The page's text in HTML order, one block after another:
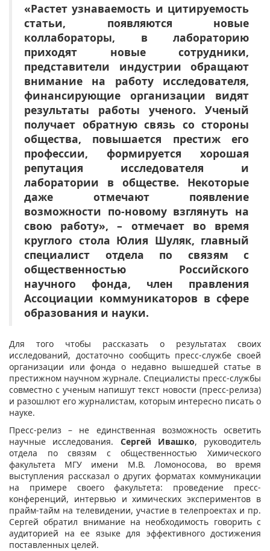
«Растет узнаваемость и цитируемость
статьи, появляются новые
коллабораторы, в лабораторию
приходят новые сотрудники,
представители индустрии обращают
внимание на работу исследователя,
финансирующие организации видят
результаты работы ученого. Ученый
получает обратную связь со стороны
общества, повышается престиж его
профессии, формируется хорошая
репутация исследователя и
лаборатории в обществе. Некоторые
даже отмечают появление
возможности по-новому взглянуть на
свою работу», – отмечает во время
круглого стола Юлия Шуляк, главный
специалист отдела по связям с
общественностью Российского
научного фонда, член правления
Ассоциации коммуникаторов в сфере
образования и науки.
Для того чтобы рассказать о результатах своих
исследований, достаточно сообщить пресс-службе своей
организации или фонда о недавно вышедшей статье в
престижном научном журнале. Специалисты пресс-службы
совместно с ученым напишут текст новости (пресс-релиза)
и разошлют его журналистам, которым интересно писать о
науке.
Пресс-релиз – не единственная возможность осветить
научные исследования. Сергей Ивашко, руководитель
отдела по связям с общественностью Химического
факультета МГУ имени М.В. Ломоносова, во время
выступления рассказал о других форматах коммуникации
на примере своего факультета: проведение пресс-
конференций, интервью и химических экспериментов в
прайм-тайм на телевидении, участие в телепроектах и пр.
Сергей обратил внимание на необходимость говорить с
аудиторией на ее языке для эффективного достижения
поставленных целей.